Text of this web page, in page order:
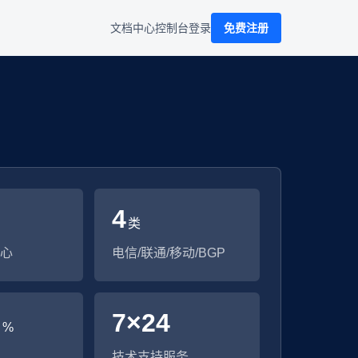
文档中心控制台登录 免费注册
4类
电信/联通/移动/BGP
% 7×24